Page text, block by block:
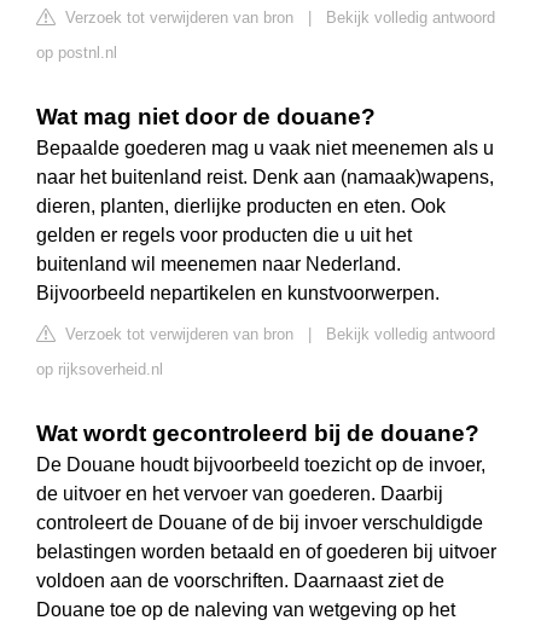
Verzoek tot verwijderen van bron
Bekijk volledig antwoord
op postnl.nl
Wat mag niet door de douane?
Bepaalde goederen mag u vaak niet meenemen als u
naar het buitenland reist. Denk aan (namaak)wapens,
dieren, planten, dierlijke producten en eten. Ook
gelden er regels voor producten die u uit het
buitenland wil meenemen naar Nederland.
Bijvoorbeeld nepartikelen en kunstvoorwerpen.
Verzoek tot verwijderen van bron
Bekijk volledig antwoord
op rijksoverheid.nl
Wat wordt gecontroleerd bij de douane?
De Douane houdt bijvoorbeeld toezicht op de invoer,
de uitvoer en het vervoer van goederen. Daarbij
controleert de Douane of de bij invoer verschuldigde
belastingen worden betaald en of goederen bij uitvoer
voldoen aan de voorschriften. Daarnaast ziet de
Douane toe op de naleving van wetgeving op het